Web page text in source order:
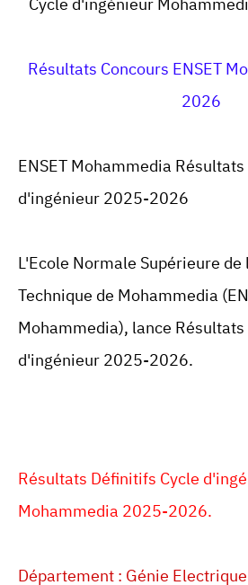
Résultats Concours ENSET
2026
ENSET Mohammedia
d'ingénieur 2025-2026
L'Ecole Normale Supérieure
Technique de Mohammedia
Mohammedia), lance
d'ingénieur 2025-2026.
Résultats Définitifs Cycle
Mohammedia 2025-2026.
Département : Génie Electrique